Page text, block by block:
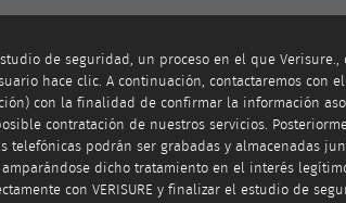
de seguridad, un proceso en el que
hace clic. A continuación, contactaremos con
con la finalidad de confirmar la información
contratación de nuestros servicios.
podrán ser grabadas y almacenadas
dicho tratamiento en el interés
con VERISURE y finalizar el estudio de